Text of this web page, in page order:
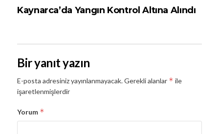
Kaynarca’da Yangın Kontrol Altına Alındı
Bir yanıt yazın
E-posta adresiniz yayınlanmayacak.Gerekli alanlar * ile
işaretlenmişlerdir
Yorum *